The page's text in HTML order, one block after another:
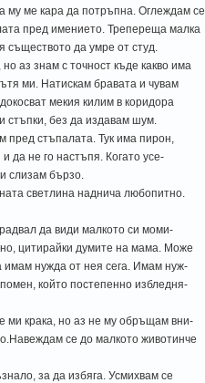
му ме кара да потръпна. Оглеждам се
пред имението. Трепереща малка
съществото да умре от студ.
аз знам с точност къде какво има
ми. Натискам бравата и чувам
мекия килим в коридора
стъпки, без да издавам шум.
пред стъпалата. Тук има пирон,
да не го настъпя. Когато усе-
слизам бързо.
светлина наднича любопитно.
да види малкото си моми-
цитирайки думите на мама. Може
имам нужда от нея сега. Имам нуж-
който постепенно избледня-
ми крака, но аз не му обръщам вни-
се до малкото животинче
за да избяга. Усмихвам се